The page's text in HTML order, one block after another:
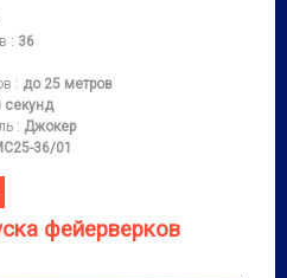
: 36
: до 25 метров
секунд
: Джокер
36/01
фейерверков